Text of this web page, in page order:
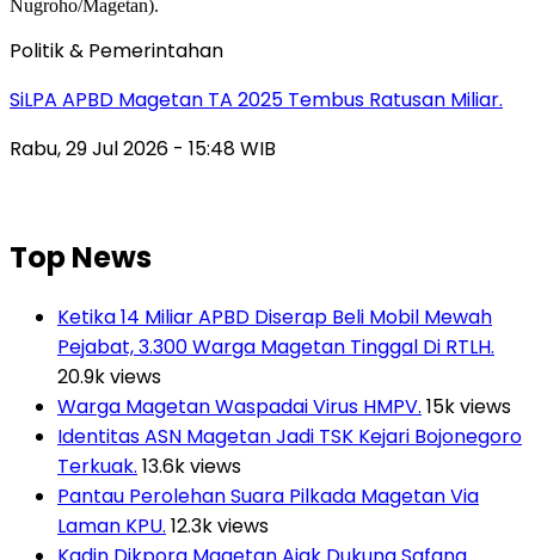
Politik & Pemerintahan
SiLPA APBD Magetan TA 2025 Tembus Ratusan Miliar.
Rabu, 29 Jul 2026 - 15:48 WIB
Top News
Ketika 14 Miliar APBD Diserap Beli Mobil Mewah
Pejabat, 3.300 Warga Magetan Tinggal Di RTLH.
20.9k views
Warga Magetan Waspadai Virus HMPV. 15k views
Identitas ASN Magetan Jadi TSK Kejari Bojonegoro
Terkuak. 13.6k views
Pantau Perolehan Suara Pilkada Magetan Via
Laman KPU. 12.3k views